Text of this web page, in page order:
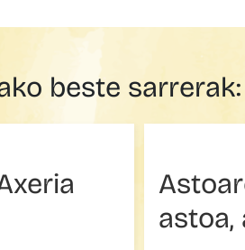
beste sarrerak:
astoa,